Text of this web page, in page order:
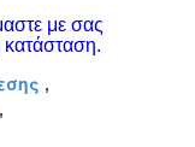
με σας
κατάσταση.
,
,